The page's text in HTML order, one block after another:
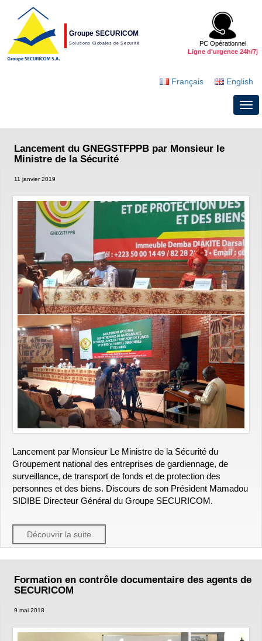
Groupe SECURICOM
Solutions Globales de Securité
PC Opérationnel
Ligne d'urgence 24h/7j
Français English
Lancement du GNEGSTFPPB par Monsieur le
Ministre de la Sécurité
11 janvier 2019
Lancement par Monsieur Le Ministre de la Sécurité du
Groupement national des entreprises de gardiennage, de
surveillance, de transport de fonds et de protection des
personnes et des biens. Discours de son Président Mamadou
SIDIBE Directeur Général du Groupe SECURICOM.
Découvrir la suite
Formation en contrôle documentaire des agents de
SECURICOM
9 mai 2018